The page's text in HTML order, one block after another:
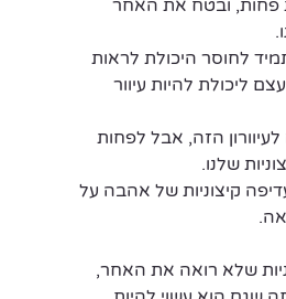
פחות, ובטח את האחר
לחוסר היכולת לראות
ליכולת להיות עיוור
הזה, אבל לפחות
שלנו.
קיצוניות של אהבה על
שלא רואה את האחר,